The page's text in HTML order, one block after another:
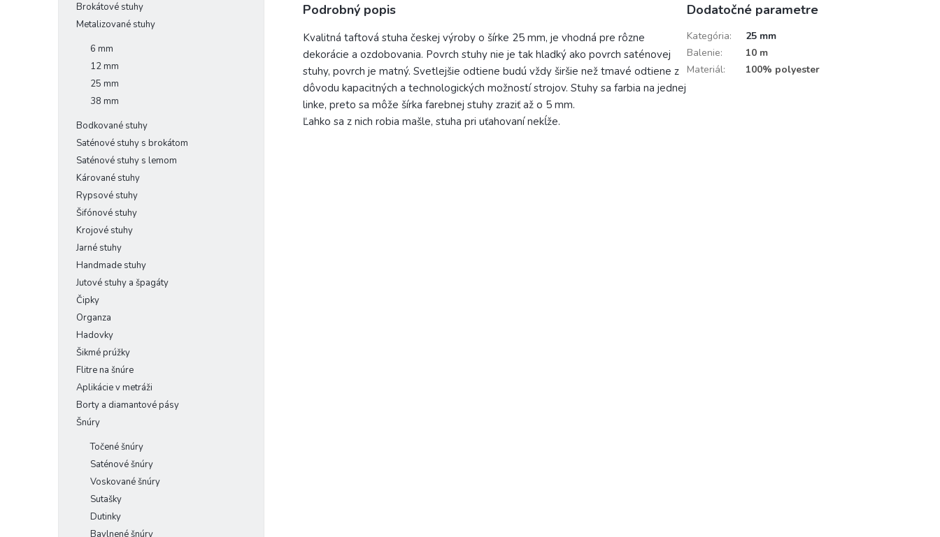
Brokátové stuhy
Metalizované stuhy
6 mm
12 mm
25 mm
38 mm
Bodkované stuhy
Saténové stuhy s brokátom
Saténové stuhy s lemom
Kárované stuhy
Rypsové stuhy
Šifónové stuhy
Krojové stuhy
Jarné stuhy
Handmade stuhy
Jutové stuhy a špagáty
Čipky
Organza
Hadovky
Šikmé prúžky
Flitre na šnúre
Aplikácie v metráži
Borty a diamantové pásy
Šnúry
Točené šnúry
Saténové šnúry
Voskované šnúry
Sutašky
Dutinky
Bavlnené šnúry
Podrobný popis
Kvalitná taftová stuha českej výroby o šírke 25 mm, je vhodná pre rôzne
dekorácie a ozdobovania. Povrch stuhy nie je tak hladký ako povrch saténovej
stuhy, povrch je matný. Svetlejšie odtiene budú vždy širšie než tmavé odtiene z
dôvodu kapacitných a technologických možností strojov. Stuhy sa farbia na jednej
linke, preto sa môže šírka farebnej stuhy zraziť až o 5 mm.
Ľahko sa z nich robia mašle, stuha pri uťahovaní nekĺže.
Dodatočné parametre
Kategória:
25 mm
Balenie:
10 m
Materiál: 100% polyester